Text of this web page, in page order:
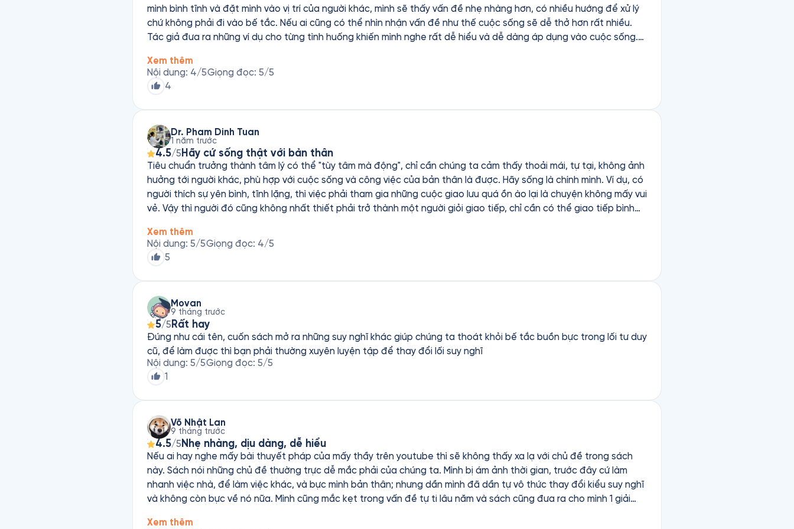
mình bình tĩnh và đặt mình vào vị trí của người khác, mình sẽ thấy vấn đề nhẹ nhàng hơn, có nhiều hướng để xử lý
chứ không phải đi vào bế tắc. Nếu ai cũng có thể nhìn nhận vấn đề như thế cuộc sống sẽ dễ thở hơn rất nhiều.
Tác giả đưa ra những ví dụ cho từng tình huống khiến mình nghe rất dễ hiểu và dễ dàng áp dụng vào cuộc sống.
theo một góc khác và góc này giúp cuộc sống , các mối quan hệ của bạn sẽ tốt hơn. Giọng đọc mình cũng rất
Xem thêm
Nội dung: 4/5Giọng đọc: 5/5
4
Dr. Pham Dinh Tuan
1 năm trước
4.5/5 Hãy cứ sống thật với bản thân
Tiêu chuẩn trưởng thành tâm lý có thể "tùy tâm mà động", chỉ cần chúng ta cảm thấy thoải mái, tự tại, không ảnh
hưởng tới người khác, phù hợp với cuộc sống và công việc của bản thân là được. Hãy sống là chính mình. Ví dụ, có
người thích sự yên bình, tĩnh lặng, thì việc phải tham gia những cuộc giao lưu quá ồn ào lại là chuyện không mấy vui
vẻ. Vậy thì người đó cũng không nhất thiết phải trở thành một người giỏi giao tiếp, chỉ cần có thể giao tiếp bình
thế hiện suy nghĩ một cách chân thực, nhớ cân nhắc đến cảm nhận của người khác là được. Một người vốn không
có tính hài hước, thú vị thì không nhất thiết phải dốc hết sức mình để pha trò cho người khác, và một người di
dỏm, vui tính thì cũng không cần thiết phải trở nên chỉn chu, trang trọng. Hãy cứ sống thật với bản thân, sống như
thực tại là được.
Xem thêm
Nội dung: 5/5Giọng đọc: 4/5
5
Movan
9 tháng trước
5/5 Rất hay
Đúng như cái tên, cuốn sách mở ra những suy nghĩ khác giúp chúng ta thoát khỏi bế tắc buồn bực trong lối tư duy
cũ, để làm được thì bạn phải thường xuyên luyện tập để thay đổi lối suy nghĩ
Nội dung: 5/5Giọng đọc: 5/5
1
Võ Nhật Lan
9 tháng trước
4.5/5 Nhẹ nhàng, dịu dàng, dễ hiểu
Nếu ai hay nghe mấy bài thuyết pháp của mấy thầy trên youtube thì sẽ không thấy xa lạ với chủ đề trong sách
này. Sách nói những chủ đề thường trực dễ mắc phải của chúng ta. Mình bị ám ảnh thời gian, trước đây cứ làm
nhanh việc nhà, để làm việc khác, và bực mình bản thân; nhưng dần mình đã dần tự vô thức thay đổi kiểu suy nghĩ
và không còn bực về nó nữa. Mình cũng mắc kẹt trong vấn đề tự ti lâu năm và sách cũng đưa ra cho mình 1 giải
mái, không ngủ được thì cũng sao. Sách như một bản chi tiết phương pháp cách thay đổi, của nhưng bài giảng
Xem thêm